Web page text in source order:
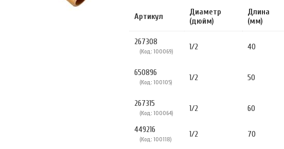
Артикул
Диаметр
(дюйм)
Длина
(мм)
267308
(Код: 100069) 1/2 40
650896
(Код: 100105) 1/2 50
267315
(Код: 100064) 1/2 60
449216
(Код: 100118)
1/2 70